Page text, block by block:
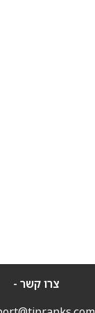
צרו קשר -